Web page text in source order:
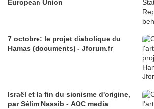
European Union
7 octobre: le projet diabolique du
Hamas (documents) - Jforum.fr
Israël et la fin du sionisme d'origine,
par Sélim Nassib - AOC media